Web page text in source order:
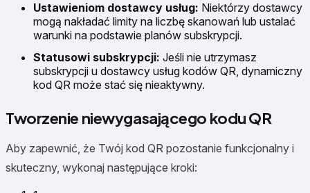
Ustawieniom dostawcy usług: Niektórzy dostawcy
mogą nakładać limity na liczbę skanowań lub ustalać
warunki na podstawie planów subskrypcji.
Statusowi subskrypcji: Jeśli nie utrzymasz
subskrypcji u dostawcy usług kodów QR, dynamiczny
kod QR może stać się nieaktywny.
Tworzenie niewygasającego kodu QR
Aby zapewnić, że Twój kod QR pozostanie funkcjonalny i
skuteczny, wykonaj następujące kroki: